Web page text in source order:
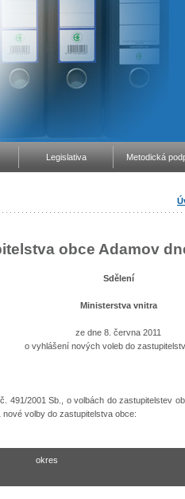
Legislativa Metodická
obce Adamov
Sdělení
Ministerstva vnitra
ze dne 8. června 2011
o vyhlášení nových voleb do
491/2001 Sb., o volbách do zastupitelstev
volby do zastupitelstva obce:
okres